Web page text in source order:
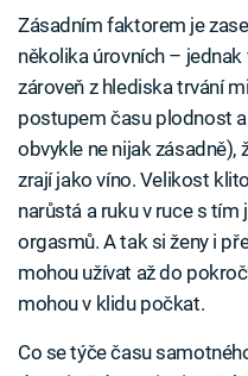
Zásadním faktorem je
několika úrovních –
zároveň z hlediska trvání
postupem času plodnost
obvykle ne nijak zásadně),
zrají jako víno. Velikost
narůstá a ruku v ruce s
orgasmů. A tak si ženy i
mohou užívat až do
mohou v klidu počkat.
Co se týče času